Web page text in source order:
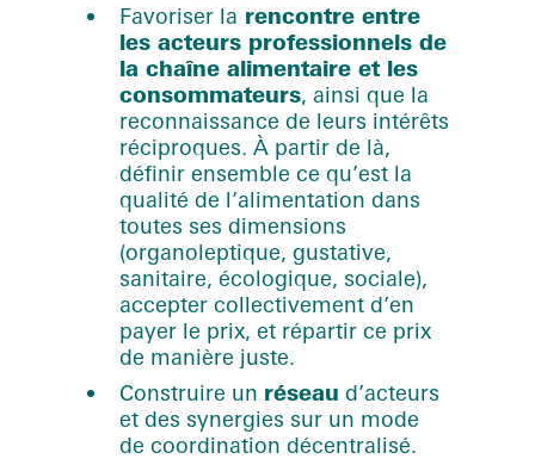
Favoriser la rencontre entre
les acteurs professionnels de
la chaîne alimentaire et les
consommateurs, ainsi que la
reconnaissance de leurs intérêts
réciproques. À partir de là,
définir ensemble ce qu’est la
qualité de l’alimentation dans
toutes ses dimensions
(organoleptique, gustative,
sanitaire, écologique, sociale),
accepter collectivement d’en
payer le prix, et répartir ce prix
de manière juste.
Construire un réseau d’acteurs
et des synergies sur un mode
de coordination décentralisé.